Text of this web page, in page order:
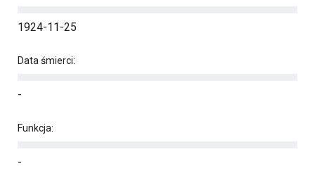
1924-11-25
Data śmierci:
-
Funkcja:
-